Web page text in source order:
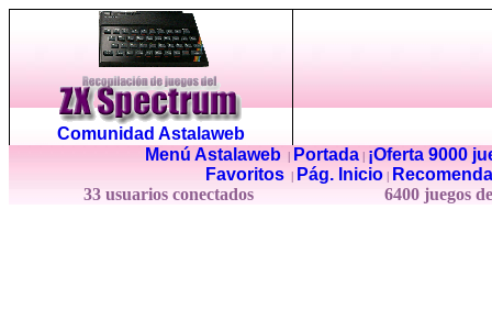
Comunidad Astalaweb
Menú Astalaweb| Portada|
¡Oferta 9000
Favoritos
Pág. Inicio
33 usuarios conectados
6400 juegos